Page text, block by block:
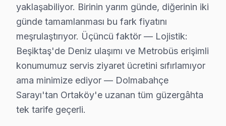
Neden: Genellikle TN (Twisted Nematic) panel
Türkiye fiyat aralığı: ₺800 - ₺1,200.
2.
Ses Sorunu
Teknik adı: Ses Anakartı Arızası
Belirtiler: Sesin kesilmesi veya boğuk çıkması.
Neden: Yetersiz ses yongası kullanılan modellerde,
Türkiye fiyat aralığı: ₺500 - ₺800.
yaklaşabiliyor. Birinin yarım günde, diğerinin iki
günde tamamlanması bu fark fiyatını
meşrulaştırıyor. Üçüncü faktör — Lojistik:
Beşiktaş'de Deniz ulaşımı ve Metrobüs erişimli
konumumuz servis ziyaret ücretini sıfırlamıyor
ama minimize ediyor — Dolmabahçe
Sarayı'tan Ortaköy'e uzanan tüm güzergâhta
tek tarife geçerli.